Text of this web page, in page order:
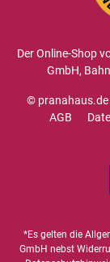
Der Online-Shop
GmbH,
© pranahaus.de
AGB
*Es gelten die
GmbH nebst